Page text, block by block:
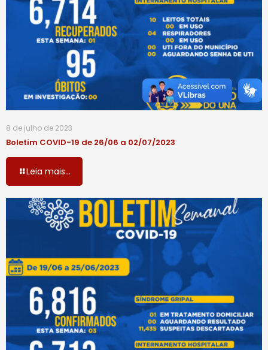
8 de julho de 2023
Boletim COVID-19 de 26/06 a 02/07/2023
Leia mais...